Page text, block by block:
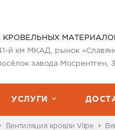
КРОВЕЛЬНЫХ
й км МКАД, рынок
завода Мосрентген,
УСЛУГИ
Вентиляция кровли Vilpe